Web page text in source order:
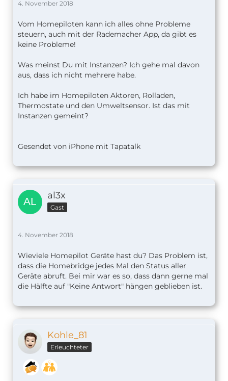
4. November 2018
Vom Homepiloten kann ich alles ohne Probleme
steuern, auch mit der Rademacher App, da gibt es
keine Probleme!
Was meinst Du mit Instanzen? Ich gehe mal davon
aus, dass ich nicht mehrere habe.
Ich habe im Homepiloten Aktoren, Rolladen,
Thermostate und den Umweltsensor. Ist das mit
Instanzen gemeint?
Gesendet von iPhone mit Tapatalk
al3x
Gast
4. November 2018
Wieviele Homepilot Geräte hast du? Das Problem ist,
dass die Homebridge jedes Mal den Status aller
Geräte abruft. Bei mir war es so, dass dann gerne mal
die Hälfte auf "Keine Antwort" hängen geblieben ist.
Kohle_81
Erleuchteter